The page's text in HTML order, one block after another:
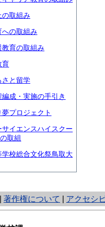
の取組み
への取組み
教育の取組み
育
さと留学
成・実施の手引き
夢プロジェクト
サイエンスハイスクー
取組
学校総合文化祭鳥取大
著作権について アクセシ